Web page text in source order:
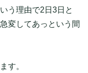
う理由で2日3日と
変してあっという間
す。